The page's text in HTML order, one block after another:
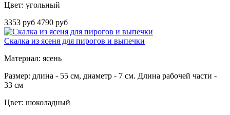
Цвет: угольный
3353 руб 4790 руб
Скалка из ясеня для пирогов и выпечки
Материал: ясень
Размер: длина - 55 см, диаметр - 7 см. Длина рабочей части -
33 см
Цвет: шоколадный